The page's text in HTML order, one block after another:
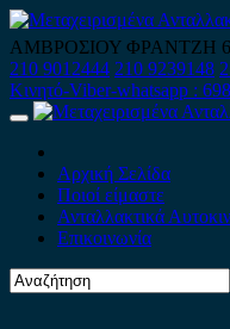
Skip
to
content
ΑΜΒΡΟΣΙΟΥ ΦΡΑΝΤΖΗ
210 9012444 210 9239148
Κινητό-Viber-whatsapp :
Primary
Αρχική Σελίδα
Ποιοί είμαστε
Ανταλλακτικά
Επικοινωνία